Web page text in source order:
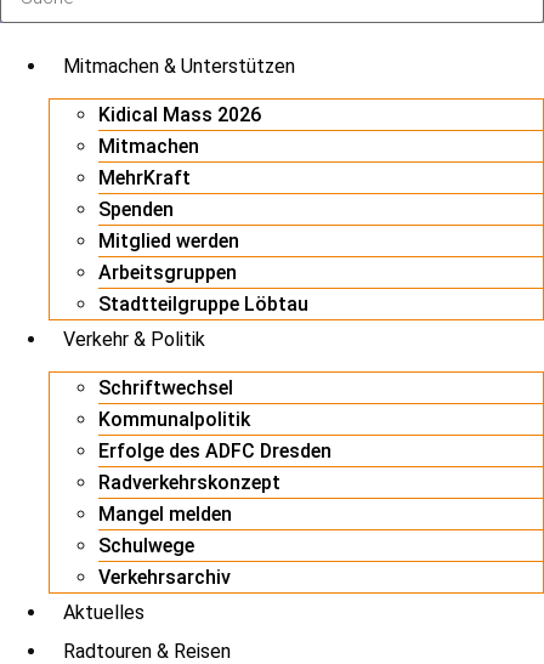
Mitmachen & Unterstützen
Kidical Mass 2026
Mitmachen
MehrKraft
Spenden
Mitglied werden
Arbeitsgruppen
Stadtteilgruppe Löbtau
Verkehr & Politik
Schriftwechsel
Kommunalpolitik
Erfolge des ADFC Dresden
Radverkehrskonzept
Mangel melden
Schulwege
Verkehrsarchiv
Aktuelles
Radtouren & Reisen